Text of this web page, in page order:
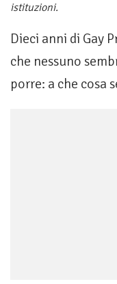
istituzioni.
Dieci anni di Gay
che nessuno
porre: a che cosa